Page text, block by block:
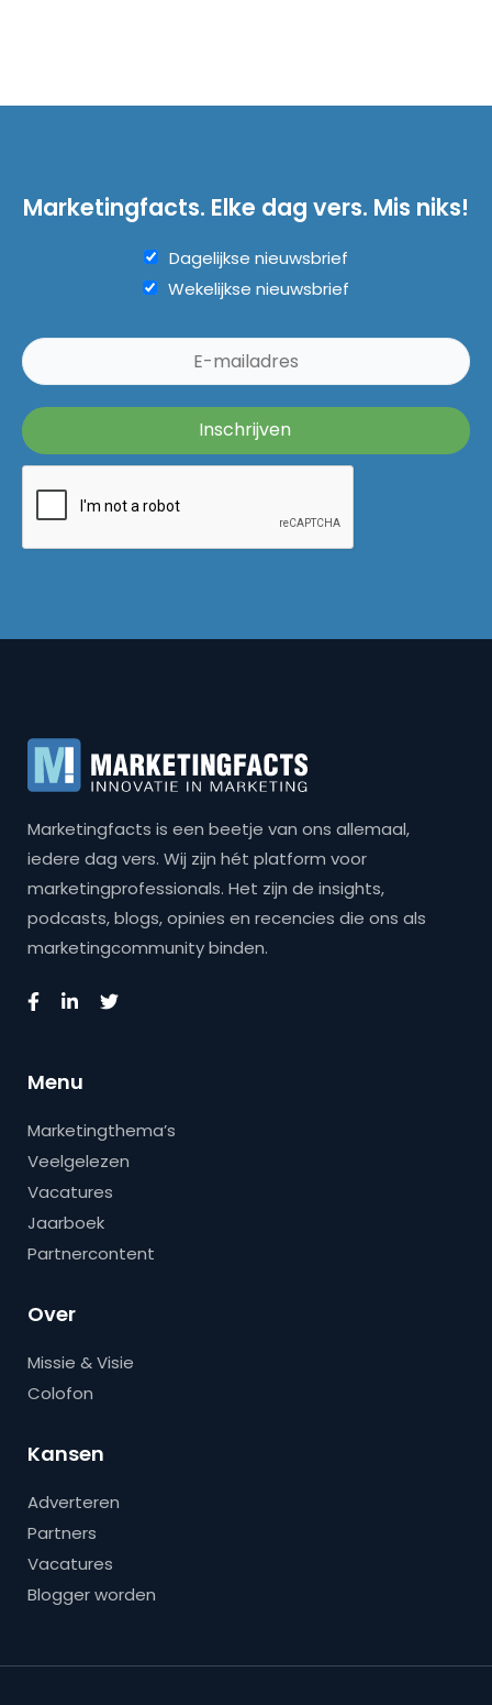
Marketingfacts. Elke dag vers. Mis niks!
Dagelijkse nieuwsbrief
Wekelijkse nieuwsbrief
Marketingfacts is een beetje van ons allemaal,
iedere dag vers. Wij zijn hét platform voor
marketingprofessionals. Het zijn de insights,
podcasts, blogs, opinies en recencies die ons als
marketingcommunity binden.
Menu
Marketingthema’s
Veelgelezen
Vacatures
Jaarboek
Partnercontent
Over
Missie & Visie
Colofon
Kansen
Adverteren
Partners
Vacatures
Blogger worden